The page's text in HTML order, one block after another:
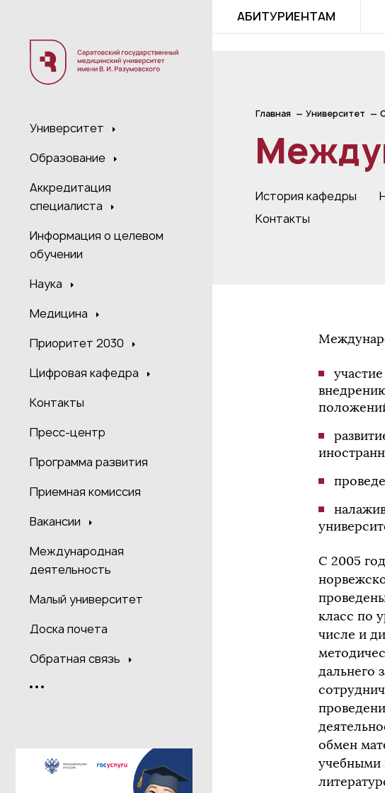
Университет
Образование
Аккредитация
специалиста
Информация о целевом
обучении
Наука
Медицина
Приоритет 2030
Цифровая кафедра
Контакты
Пресс-центр
Программа развития
Приемная комиссия
Вакансии
Международная
деятельность
Малый университет
Доска почета
Обратная связь
АБИТУРИЕНТАМ
Главная Университет
История кафедры
Контакты
С 2005
класс по
числе и
дальнего
обмен
учебными